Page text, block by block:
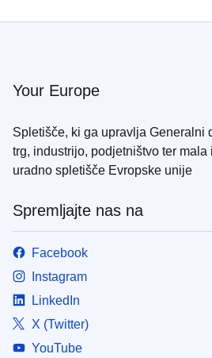
Your Europe
Spletišče, ki ga upravlja Generalni
trg, industrijo, podjetništvo ter
uradno spletišče Evropske unije
Spremljajte nas na
Facebook
Instagram
LinkedIn
X (Twitter)
YouTube